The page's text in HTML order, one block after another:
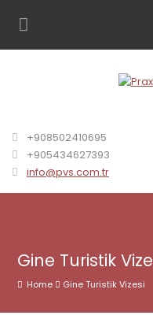
+908502410695
+905434627393
info@pvs.com.tr
Gine Turistik
Home Gine Turistik Vizesi